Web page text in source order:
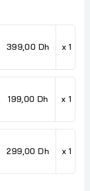
399,00 Dh x 1
199,00 Dh x 1
299,00 Dh x 1